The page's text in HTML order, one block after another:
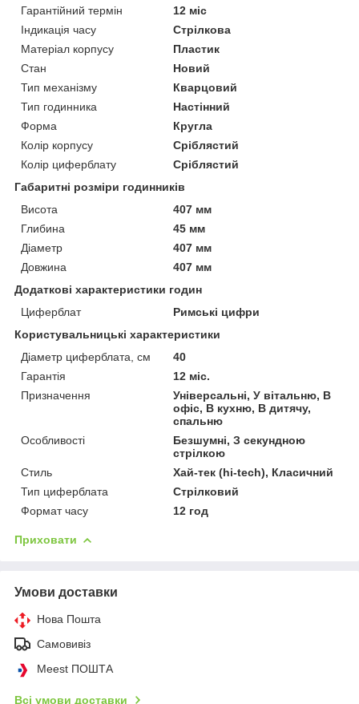
Гарантійний термін
12 міс
Індикація часу
Стрілкова
Матеріал корпусу
Пластик
Стан
Новий
Тип механізму
Кварцовий
Тип годинника
Настінний
Форма
Кругла
Колір корпусу
Сріблястий
Колір циферблату
Сріблястий
Габаритні розміри годинників
Висота
407 мм
Глибина
45 мм
Діаметр
407 мм
Довжина
407 мм
Додаткові характеристики годин
Циферблат
Римські цифри
Користувальницькі характеристики
Діаметр циферблата, см
40
Гарантія
12 міс.
Призначення
Універсальні, У вітальню, В
офіс, В кухню, В дитячу,
спальню
Особливості
Безшумні, З секундною
стрілкою
Стиль
Хай-тек (hi-tech), Класичний
Тип циферблата
Стрілковий
Формат часу
12 год
Приховати
Умови доставки
Нова Пошта
Самовивіз
Meest ПОШТА
Всі умови доставки